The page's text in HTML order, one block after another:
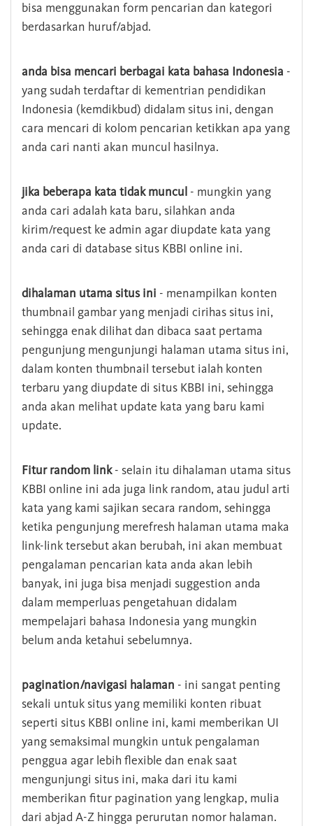
bisa menggunakan form pencarian dan kategori
berdasarkan huruf/abjad.
anda bisa mencari berbagai kata bahasa Indonesia -
yang sudah terdaftar di kementrian pendidikan
Indonesia (kemdikbud) didalam situs ini, dengan
cara mencari di kolom pencarian ketikkan apa yang
anda cari nanti akan muncul hasilnya.
jika beberapa kata tidak muncul - mungkin yang
anda cari adalah kata baru, silahkan anda
kirim/request ke admin agar diupdate kata yang
anda cari di database situs KBBI online ini.
dihalaman utama situs ini - menampilkan konten
thumbnail gambar yang menjadi cirihas situs ini,
sehingga enak dilihat dan dibaca saat pertama
pengunjung mengunjungi halaman utama situs ini,
dalam konten thumbnail tersebut ialah konten
terbaru yang diupdate di situs KBBI ini, sehingga
anda akan melihat update kata yang baru kami
update.
Fitur random link- selain itu dihalaman utama situs
KBBI online ini ada juga link random, atau judul arti
kata yang kami sajikan secara random, sehingga
ketika pengunjung merefresh halaman utama maka
link-link tersebut akan berubah, ini akan membuat
pengalaman pencarian kata anda akan lebih
banyak, ini juga bisa menjadi suggestion anda
dalam memperluas pengetahuan didalam
mempelajari bahasa Indonesia yang mungkin
belum anda ketahui sebelumnya.
pagination/navigasi halaman - ini sangat penting
sekali untuk situs yang memiliki konten ribuat
seperti situs KBBI online ini, kami memberikan UI
yang semaksimal mungkin untuk pengalaman
penggua agar lebih flexible dan enak saat
mengunjungi situs ini, maka dari itu kami
memberikan fitur pagination yang lengkap, mulia
dari abjad A-Z hingga perurutan nomor halaman.